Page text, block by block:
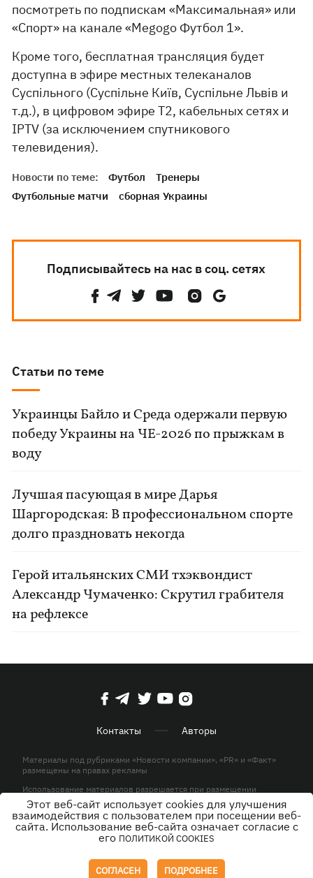
посмотреть по подпискам «Максимальная» или
«Спорт» на канале «Megogo Футбол 1».
Кроме того, бесплатная трансляция будет
доступна в эфире местных телеканалов
Суспільного (Суспільне Київ, Суспільне Львів и
т.д.), в цифровом эфире T2, кабельных сетях и
IPTV (за исключением спутникового
телевидения).
Новости по теме: Футбол
Тренеры
Футбольные матчи
сборная Украины
Подписывайтесь на нас в соц. сетях
Статьи по теме
Украинцы Байло и Среда одержали первую
победу Украины на ЧЕ-2026 по прыжкам в
воду
Лучшая пасующая в мире Дарья
Шаргородская: В профессиональном спорте
долго праздновать некогда
Герой итальянских СМИ тхэквондист
Александр Чумаченко: Скрутил грабителя
на рефлексе
Контакты Авторы
Материалы под рубриками «Новости компании», «PR» и «Факт»
размещены на правах рекламы
Использование материалов разрешается при размещении
активной гиперссылки на KP.UA в первом абзаце.
© ООО «ЮЛАВ МЕДИА»,2026. Все права защищены.
Этот веб-сайт использует cookies для улучшения
взаимодействия с пользователем при посещении веб-
сайта. Использование веб-сайта означает согласие с
его ПОЛИТИКОЙ COOKIES
СОГЛАСЕН ПОДРОБНЕЕ